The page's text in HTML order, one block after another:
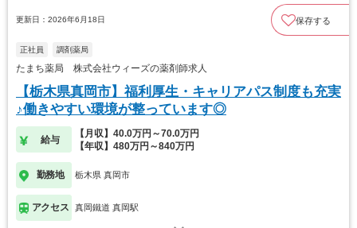
更新日：2026年6月18日 保存する
正社員 調剤薬局
たまち薬局 株式会社ウィーズの薬剤師求人
【栃木県真岡市】福利厚生・キャリアパス制度も充実
♪働きやすい環境が整っています◎
給与
【月収】40.0万円～70.0万円
【年収】480万円～840万円
勤務地 栃木県 真岡市
アクセス 真岡鐵道 真岡駅